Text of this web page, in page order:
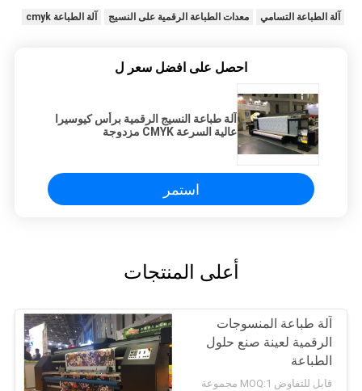
آلة الطباعة التسامي معدات الطباعة الرقمية على النسيج آلة الطباعة cmyk
احصل على افضل سعر ل
آلة طباعة النسيج الرقمية برأس كيوسيرا
عالية السرعة CMYK مزدوجة
استمر
أعلى المنتجات
آلة طباعة المنسوجات
الرقمية لعينة صنع حلول
الطباعة
قابل للتفاوض MOQ:1 مجموعة